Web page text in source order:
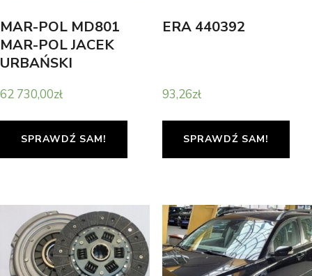
MAR-POL MD801
MAR-POL JACEK
URBAŃSKI
62 730,00zł
SPRAWDŹ SAM!
ERA 440392
93,26zł
SPRAWDŹ SAM!